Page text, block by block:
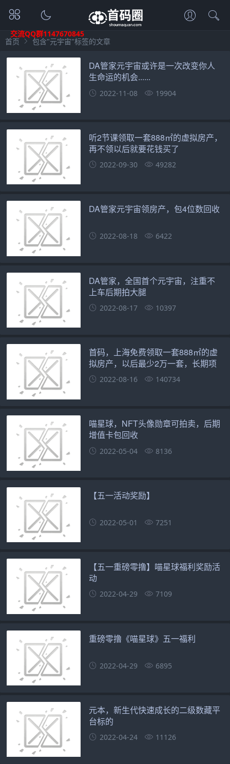
交流QQ群1147670845
首页 包含"元宇宙"标签的文章
DA管家元宇宙或许是一次改变你人
生命运的机会......
2022-11-08 19904
听2节课领取一套888㎡的虚拟房产，
再不领以后就要花钱买了
2022-09-30 49282
DA管家元宇宙领房产，包4位数回收
2022-08-18 6422
DA管家，全国首个元宇宙，注重不
上车后期拍大腿
2022-08-17 10397
首码，上海免费领取一套888㎡的虚
拟房产，以后最少2万一套，长期项
目 2022-08-16 140734
喵星球，NFT头像勋章可拍卖，后期
增值卡包回收
2022-05-04 8136
【五一活动奖励】
2022-05-01 7251
【五一重磅零撸】喵星球福利奖励活
动
2022-04-29 7109
重磅零撸《喵星球》五一福利
2022-04-29 6895
元本，新生代快速成长的二级数藏平
台标的
2022-04-24 11126